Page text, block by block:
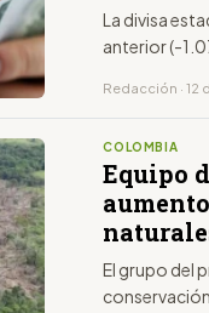
La divisa
anterior (-
Redacción · 12
COLOMBIA
Equipo
El grupo del